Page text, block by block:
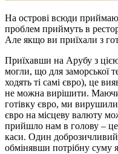
На острові всюди
проблем приймуть в
Але якщо ви приїхали з
Приїхавши на Арубу з
могли, що для заморської
ходять ті самі євро), це
не можна вирішити. Маючи
готівку євро, ми
євро на місцеву валюту
прийшло нам в голову – це
каси. Один
обмінявши потрібну суму